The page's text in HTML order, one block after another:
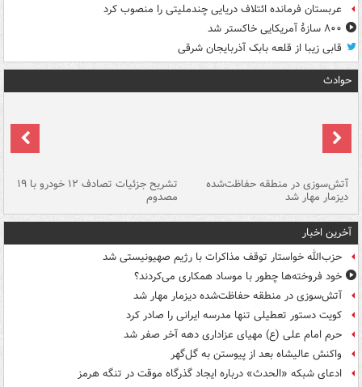
عربستان فرمانده ائتلاف دریایی چندملیتی را منصوب کرد
۸۰۰ سازۀ آمریکایی خاکستر شد
قابی زیبا از قلعه بابک آذربایجان شرقی
حوادث
آتش‌سوزی در منطقه حفاظت‌شده
دیزمار مهار شد
تشریح جزئیات تصادف ۱۲ خودرو با ۱۹
مصدوم
آخرین اخبار
حزب‌الله خواستار توقف مذاکرات با رژیم صهیونیستی شد
خود فروخته‌ها چطور با موساد همکاری می‌کردند؟
آتش‌سوزی در منطقه حفاظت‌شده دیزمار مهار شد
کویت دستور تعطیلی تنها مدرسه ایرانی را صادر کرد
حرم امام علی (ع) مهیای عزاداری دهه آخر صفر شد
واکنش عالیشاه بعد از پیوستن به گل‌گهر
ادعای شبکه «الحدث» درباره ایجاد گذرگاه موقت در تنگه هرمز